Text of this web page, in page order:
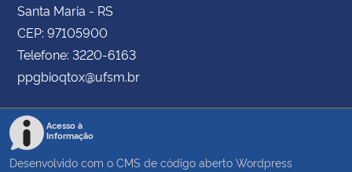
Santa Maria - RS
CEP: 97105900
Telefone: 3220-6163
ppgbioqtox@ufsm.br
Acesso à
Informação
Desenvolvido com o CMS de código aberto Wordpress